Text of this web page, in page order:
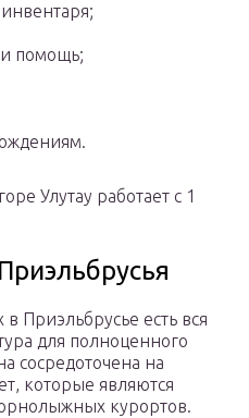
помощь;
Улутау работает с 1
Приэльбрусье есть вся
для полноценного
сосредоточена на
которые являются
курортов.